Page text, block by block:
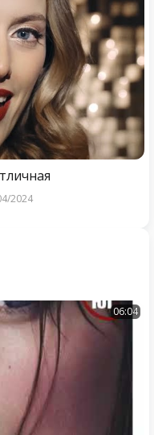
2024
06:04